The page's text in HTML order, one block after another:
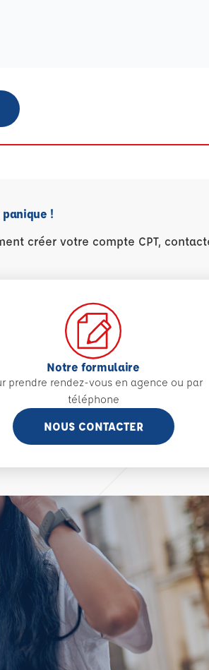
panique !
créer votre compte CPT,
Notre formulaire
prendre rendez-vous en agence ou par
téléphone
NOUS CONTACTER